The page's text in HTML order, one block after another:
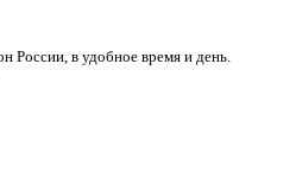
России, в удобное время и день.